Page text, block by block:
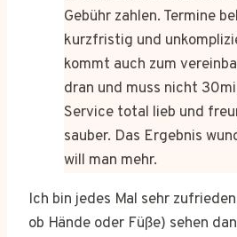
Gebühr zahlen. Termine
kurzfristig und
kommt auch zum
dran und muss nicht
Service total lieb und
sauber. Das Ergebnis
will man mehr.
Ich bin jedes Mal sehr
ob Hände oder Füße) sehen